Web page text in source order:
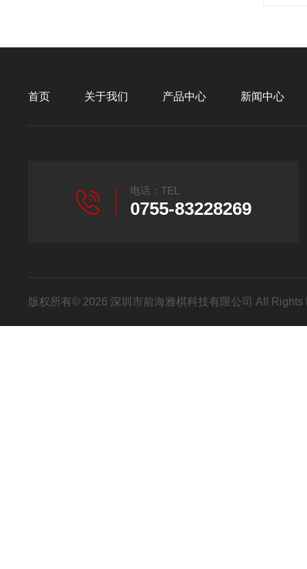
首页 关于我们 产品中心 新闻中心
电话：TEL
0755-83228269
版权所有© 2026 深圳市前海雅棋科技有限公司 All